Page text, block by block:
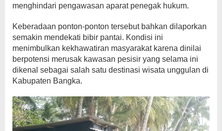
menghindari pengawasan aparat penegak hukum.
Keberadaan ponton-ponton tersebut bahkan dilaporkan
semakin mendekati bibir pantai. Kondisi ini
menimbulkan kekhawatiran masyarakat karena dinilai
berpotensi merusak kawasan pesisir yang selama ini
dikenal sebagai salah satu destinasi wisata unggulan di
Kabupaten Bangka.